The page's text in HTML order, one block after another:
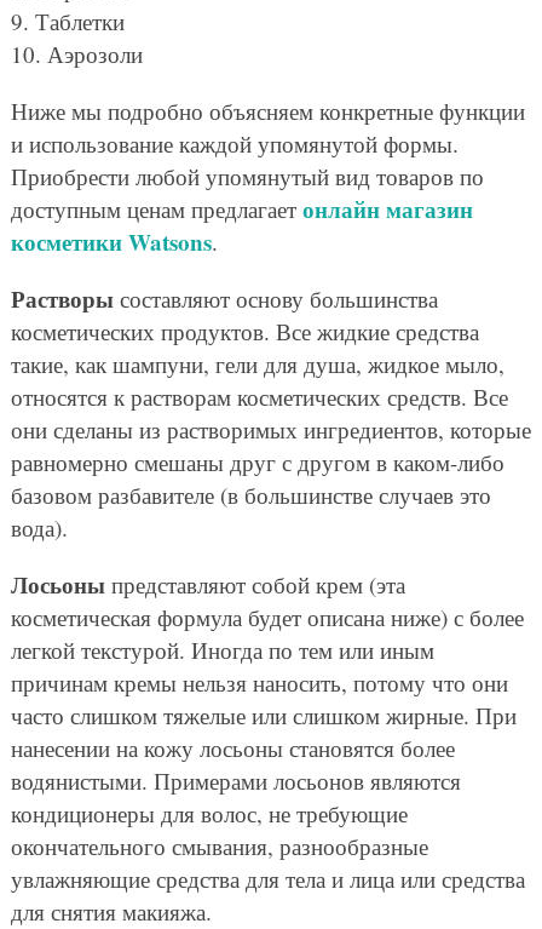
9. Таблетки
10. Аэрозоли
Ниже мы подробно объясняем конкретные функции
и использование каждой упомянутой формы.
Приобрести любой упомянутый вид товаров по
доступным ценам предлагает онлайн магазин
косметики Watsons.
Растворысоставляют основу большинства
косметических продуктов. Все жидкие средства
такие, как шампуни, гели для душа, жидкое мыло,
относятся к растворам косметических средств. Все
они сделаны из растворимых ингредиентов, которые
равномерно смешаны друг с другом в каком-либо
базовом разбавителе (в большинстве случаев это
вода).
Лосьоныпредставляют собой крем (эта
косметическая формула будет описана ниже) с более
легкой текстурой. Иногда по тем или иным
причинам кремы нельзя наносить, потому что они
часто слишком тяжелые или слишком жирные. При
нанесении на кожу лосьоны становятся более
водянистыми. Примерами лосьонов являются
кондиционеры для волос, не требующие
окончательного смывания, разнообразные
увлажняющие средства для тела и лица или средства
для снятия макияжа.